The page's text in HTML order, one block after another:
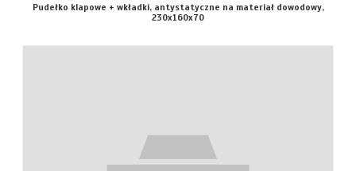
Pudełko klapowe + wkładki, antystatyczne na materiał dowodowy,
230x160x70